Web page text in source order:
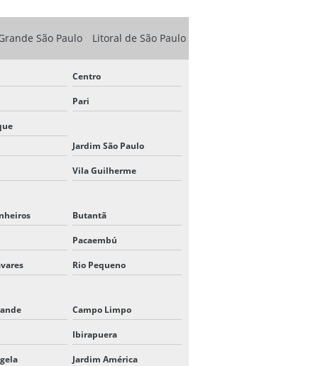
BANNER PROMOCIONAL
BOPP METALIZADO ADESIVO
BRINDES COM GRAVAÇÃO
PERSONALIZADA
BRINDES A LASER PARA
EMPRESAS
BRINDES PERSONALIZADOS A
LASER
MOEMA
ONDE FAZER
CANETAS GRAVADAS A LASER
São Paulo Litoral de São Paulo
Centro
Pari
Jardim São Paulo
Vila Guilherme
Butantã
Pacaembú
Rio Pequeno
Campo Limpo
Ibirapuera
Jardim América